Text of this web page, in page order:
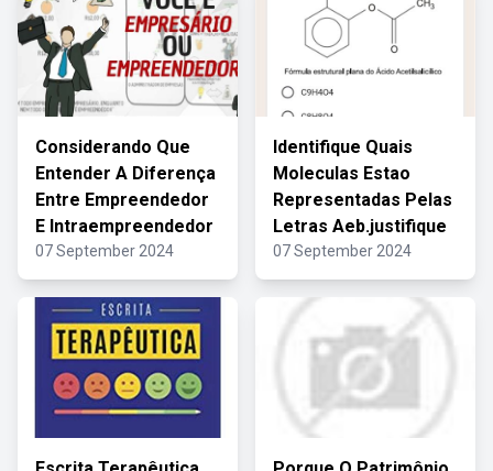
Considerando Que
Entender A Diferença
Entre Empreendedor
E Intraempreendedor
07 September 2024
Identifique Quais
Moleculas Estao
Representadas Pelas
Letras Aeb.justifique
07 September 2024